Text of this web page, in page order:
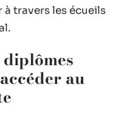
travers les écueils
au